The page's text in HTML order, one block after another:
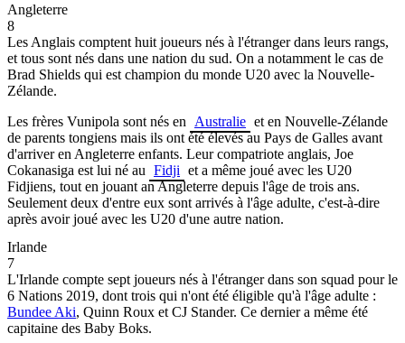
Angleterre
8
Les Anglais comptent huit joueurs nés à l'étranger dans leurs rangs,
et tous sont nés dans une nation du sud. On a notamment le cas de
Brad Shields qui est champion du monde U20 avec la Nouvelle-
Zélande.
Les frères Vunipola sont nés en
Australie et en Nouvelle-Zélande
de parents tongiens mais ils ont été élevés au Pays de Galles avant
d'arriver en Angleterre enfants. Leur compatriote anglais, Joe
Cokanasiga est lui né au Fidji et a même joué avec les U20
Fidjiens, tout en jouant an Angleterre depuis l'âge de trois ans.
Seulement deux d'entre eux sont arrivés à l'âge adulte, c'est-à-dire
après avoir joué avec les U20 d'une autre nation.
Irlande
7
L'Irlande compte sept joueurs nés à l'étranger dans son squad pour le
6 Nations 2019, dont trois qui n'ont été éligible qu'à l'âge adulte :
Bundee Aki, Quinn Roux et CJ Stander. Ce dernier a même été
capitaine des Baby Boks.